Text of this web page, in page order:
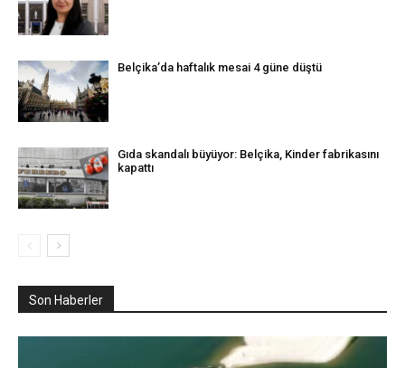
Belçika’da haftalık mesai 4 güne düştü
Gıda skandalı büyüyor: Belçika, Kinder fabrikasını
kapattı
Son Haberler